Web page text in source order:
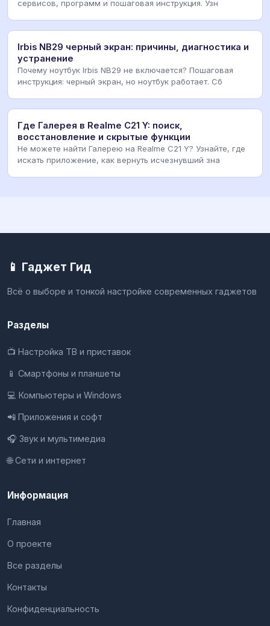
сервисов, программ и пошаговая инструкция. Узн
Irbis NB29 черный экран: причины, диагностика и
устранение
Почему ноутбук Irbis NB29 не включается? Пошаговая
инструкция: черный экран, но ноутбук работает. Сб
Где Галерея в Realme C21 Y: поиск,
восстановление и скрытые функции
Не можете найти Галерею на Realme C21 Y? Узнайте, где
искать приложение, как вернуть исчезнувший зна
📱 Гаджет Гид
Всё о выборе и тонкой настройке современных гаджетов
Разделы
📺 Настройка ТВ и приставок
📱 Смартфоны и планшеты
💻 Компьютеры и Windows
📲 Приложения и софт
🎧 Звук и мультимедиа
🌐 Сети и интернет
Информация
Главная
О проекте
Все разделы
Контакты
Конфиденциальность